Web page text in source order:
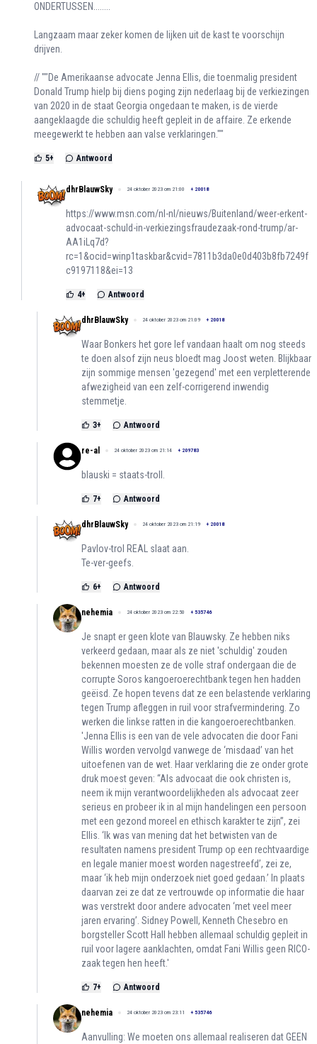
ONDERTUSSEN........
Langzaam maar zeker komen de lijken uit de kast te voorschijn
drijven.
// ""De Amerikaanse advocate Jenna Ellis, die toenmalig president
Donald Trump hielp bij diens poging zijn nederlaag bij de verkiezingen
van 2020 in de staat Georgia ongedaan te maken, is de vierde
aangeklaagde die schuldig heeft gepleit in de affaire. Ze erkende
meegewerkt te hebben aan valse verklaringen.""
5+ Antwoord
dhrBlauwSky 24 oktober 2023 om 21:00 + 20018
https://www.msn.com/nl-nl/nieuws/Buitenland/weer-erkent-
advocaat-schuld-in-verkiezingsfraudezaak-rond-trump/ar-
AA1iLq7d?
rc=1&ocid=winp1taskbar&cvid=7811b3da0e0d403b8fb7249f
c9197118&ei=13
4+ Antwoord
dhrBlauwSky 24 oktober 2023 om 21:09 + 20018
Waar Bonkers het gore lef vandaan haalt om nog steeds
te doen alsof zijn neus bloedt mag Joost weten. Blijkbaar
zijn sommige mensen 'gezegend' met een verpletterende
afwezigheid van een zelf-corrigerend inwendig
stemmetje.
3+ Antwoord
re-al 24 oktober 2023 om 21:14 + 209783
blauski = staats-troll.
7+ Antwoord
dhrBlauwSky 24 oktober 2023 om 21:19 + 20018
Pavlov-trol REAL slaat aan.
Te-ver-geefs.
6+ Antwoord
nehemia 24 oktober 2023 om 22:50 + 535746
Je snapt er geen klote van Blauwsky. Ze hebben niks
verkeerd gedaan, maar als ze niet 'schuldig' zouden
bekennen moesten ze de volle straf ondergaan die de
corrupte Soros kangoeroerechtbank tegen hen hadden
geëisd. Ze hopen tevens dat ze een belastende verklaring
tegen Trump afleggen in ruil voor strafvermindering. Zo
werken die linkse ratten in die kangoeroerechtbanken.
'Jenna Ellis is een van de vele advocaten die door Fani
Willis worden vervolgd vanwege de ‘misdaad’ van het
uitoefenen van de wet. Haar verklaring die ze onder grote
druk moest geven: “Als advocaat die ook christen is,
neem ik mijn verantwoordelijkheden als advocaat zeer
serieus en probeer ik in al mijn handelingen een persoon
met een gezond moreel en ethisch karakter te zijn”, zei
Ellis. ‘Ik was van mening dat het betwisten van de
resultaten namens president Trump op een rechtvaardige
en legale manier moest worden nagestreefd’, zei ze,
maar ‘ik heb mijn onderzoek niet goed gedaan.’ In plaats
daarvan zei ze dat ze vertrouwde op informatie die haar
was verstrekt door andere advocaten ‘met veel meer
jaren ervaring’. Sidney Powell, Kenneth Chesebro en
borgsteller Scott Hall hebben allemaal schuldig gepleit in
ruil voor lagere aanklachten, omdat Fani Willis geen RICO-
zaak tegen hen heeft.'
7+ Antwoord
nehemia 24 oktober 2023 om 23:11 + 535746
Aanvulling: We moeten ons allemaal realiseren dat GEEN